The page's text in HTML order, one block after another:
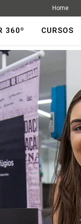
Home
360º CURSOS